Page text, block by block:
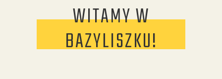
WITAMY W
BAZYLISZKU!